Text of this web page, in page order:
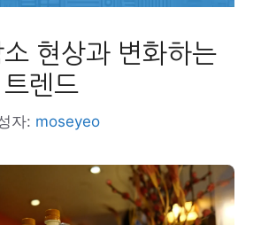
현상과 변화하는
렌드
자: moseyeo